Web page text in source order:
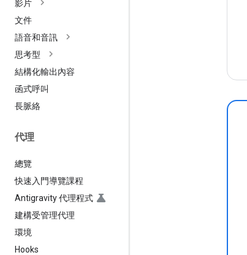
影片
文件
語音和音訊
思考型
結構化輸出內容
函式呼叫
長脈絡
代理
總覽
快速入門導覽課程
Antigravity 代理程式
建構受管理代理
環境
Hooks